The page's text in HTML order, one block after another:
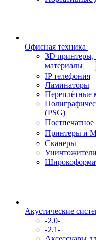
Офисная техника
3D принтеры,
материалы
IP телефония
Ламинаторы
(PSG)
Принтеры и
Сканеры
Акустические
-2.0-
-2.1-